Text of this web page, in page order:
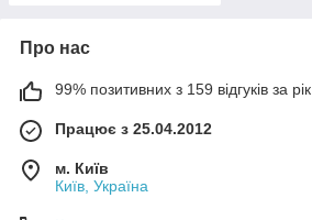
Про нас
99% позитивних з 159 відгуків за рік
Працює з 25.04.2012
м. Київ
Київ, Україна